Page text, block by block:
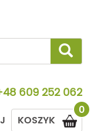
609 252 062
0
KOSZYK